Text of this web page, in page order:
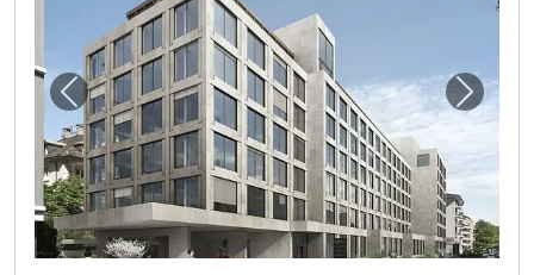
Vorheriges Bild für "1 Monat GRATIS -